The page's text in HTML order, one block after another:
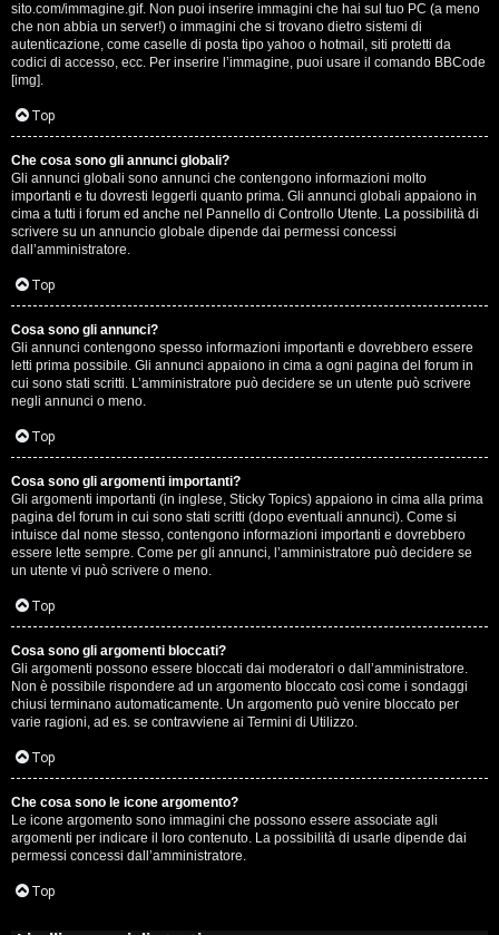
sito.com/immagine.gif. Non puoi inserire immagini che hai sul tuo PC (a meno
che non abbia un server!) o immagini che si trovano dietro sistemi di
autenticazione, come caselle di posta tipo yahoo o hotmail, siti protetti da
codici di accesso, ecc. Per inserire l’immagine, puoi usare il comando BBCode
[img].
Top
Che cosa sono gli annunci globali?
Gli annunci globali sono annunci che contengono informazioni molto
importanti e tu dovresti leggerli quanto prima. Gli annunci globali appaiono in
cima a tutti i forum ed anche nel Pannello di Controllo Utente. La possibilità di
scrivere su un annuncio globale dipende dai permessi concessi
dall’amministratore.
Top
Cosa sono gli annunci?
Gli annunci contengono spesso informazioni importanti e dovrebbero essere
letti prima possibile. Gli annunci appaiono in cima a ogni pagina del forum in
cui sono stati scritti. L’amministratore può decidere se un utente può scrivere
negli annunci o meno.
Top
Cosa sono gli argomenti importanti?
Gli argomenti importanti (in inglese, Sticky Topics) appaiono in cima alla prima
pagina del forum in cui sono stati scritti (dopo eventuali annunci). Come si
intuisce dal nome stesso, contengono informazioni importanti e dovrebbero
essere lette sempre. Come per gli annunci, l’amministratore può decidere se
un utente vi può scrivere o meno.
Top
Cosa sono gli argomenti bloccati?
Gli argomenti possono essere bloccati dai moderatori o dall’amministratore.
Non è possibile rispondere ad un argomento bloccato così come i sondaggi
chiusi terminano automaticamente. Un argomento può venire bloccato per
varie ragioni, ad es. se contravviene ai Termini di Utilizzo.
Top
Che cosa sono le icone argomento?
Le icone argomento sono immagini che possono essere associate agli
argomenti per indicare il loro contenuto. La possibilità di usarle dipende dai
permessi concessi dall’amministratore.
Top
C
o
s
a
c
i
p
i
a
c
e
e
c
o
s
a
n
o
n
c
i
p
i
a